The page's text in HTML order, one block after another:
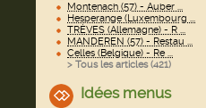
Montenach (57) - Auber ...
Hesperange (Luxembourg ...
TRÈVES (Allemagne) - R ...
MANDEREN (57) - Restau ...
Celles (Belgique) - Re ...
> Tous les articles (421)
Idées menus